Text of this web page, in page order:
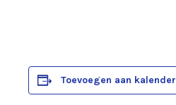
Toevoegen aan kalender